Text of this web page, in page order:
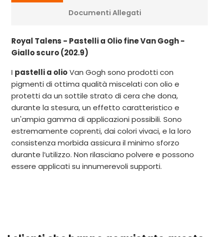
Documenti Allegati
Royal Talens - Pastelli a Olio fine Van Gogh -
Giallo scuro (202.9)
I pastelli a olioVan Gogh sono prodotti con
pigmenti di ottima qualità miscelati con olio e
protetti da un sottile strato di cera che dona,
durante la stesura, un effetto caratteristico e
un'ampia gamma di applicazioni possibili. Sono
estremamente coprenti, dai colori vivaci, e la loro
consistenza morbida assicura il minimo sforzo
durante l’utilizzo. Non rilasciano polvere e possono
essere applicati su innumerevoli supporti.